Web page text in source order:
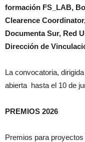
formación FS_LAB,
Clearence
Documenta Sur, Red
Dirección de
La convocatoria,
abierta hasta el 10 de
PREMIOS 2026
Premios para